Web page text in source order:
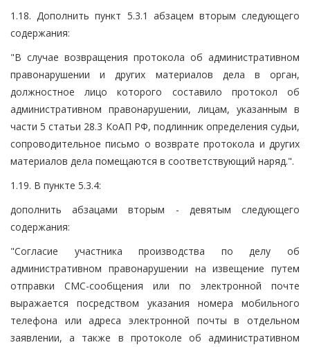
1.18. Дополнить пункт 5.3.1 абзацем вторым следующего
содержания:
"В случае возвращения протокола об административном
правонарушении и других материалов дела в орган,
должностное лицо которого составило протокол об
административном правонарушении, лицам, указанным в
части 5 статьи 28.3 КоАП РФ, подлинник определения судьи,
сопроводительное письмо о возврате протокола и других
материалов дела помещаются в соответствующий наряд.".
1.19. В пункте 5.3.4:
дополнить абзацами вторым - девятым следующего
содержания:
"Согласие участника производства по делу об
административном правонарушении на извещение путем
отправки СМС-сообщения или по электронной почте
выражается посредством указания номера мобильного
телефона или адреса электронной почты в отдельном
заявлении, а также в протоколе об административном